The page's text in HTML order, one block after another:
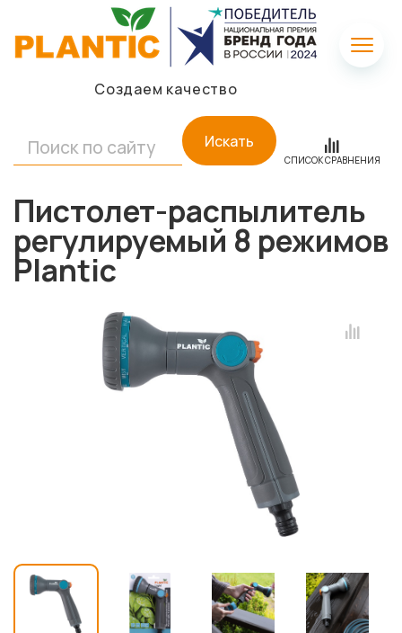
Создаем качество
Искать
СПИСОК СРАВНЕНИЯ
Пистолет-распылитель
регулируемый 8 режимов
Plantic